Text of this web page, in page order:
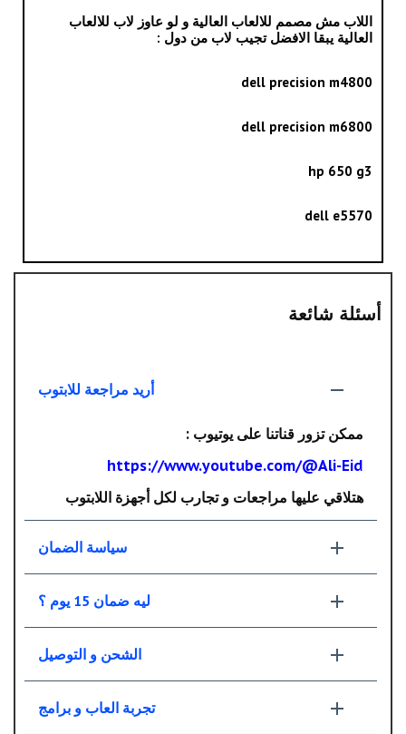
اللاب مش مصمم للالعاب العالية و لو عاوز لاب للالعاب
العالية يبقا الافضل تجيب لاب من دول :
dell precision m4800
dell precision m6800
hp 650 g3
dell e5570
أسئلة شائعة
أريد مراجعة للابتوب
ممكن تزور قناتنا على يوتيوب :
https://www.youtube.com/@Ali-Eid
هتلاقي عليها مراجعات و تجارب لكل أجهزة اللابتوب
سياسة الضمان
ليه ضمان 15 يوم ؟
الشحن و التوصيل
تجربة العاب و برامج